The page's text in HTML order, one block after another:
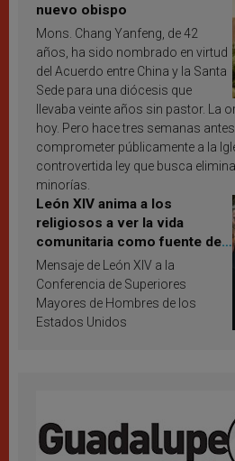
nuevo obispo
Mons. Chang Yanfeng, de 42
años, ha sido nombrado en virtud
del Acuerdo entre China y la Santa
Sede para una diócesis que
llevaba veinte años sin pastor. La
hoy. Pero hace tres semanas
comprometer públicamente a la
controvertida ley que busca
minorías.
León XIV anima a los
religiosos a ver la vida
comunitaria como fuente de
inspiración y santificación
Mensaje de León XIV a la
Conferencia de Superiores
Mayores de Hombres de los
Estados Unidos